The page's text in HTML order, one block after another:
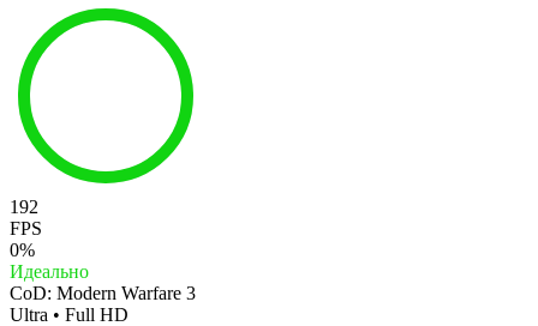
192
FPS
0%
Идеально
CoD: Modern Warfare 3
Ultra • Full HD